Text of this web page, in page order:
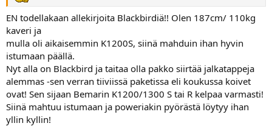
EN todellakaan allekirjoita Blackbirdiä!! Olen 187cm/ 110kg
kaveri ja
mulla oli aikaisemmin K1200S, siinä mahduin ihan hyvin
istumaan päällä.
Nyt alla on Blackbird ja taitaa olla pakko siirtää jalkatappeja
alemmas -sen verran tiiviissä paketissa eli koukussa koivet
ovat! Sen sijaan Bemarin K1200/1300 S tai R kelpaa varmasti!
Siinä mahtuu istumaan ja poweriakin pyörästä löytyy ihan
yllin kyllin!